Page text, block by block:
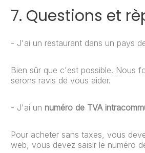
7. Questions et
- J'ai un restaurant dans un pays
Bien sûr que c'est possible. Nous
serons ravis de vous aider.
- J'ai un numéro de TVA
Pour acheter sans taxes, vous
web, vous devez saisir le numéro